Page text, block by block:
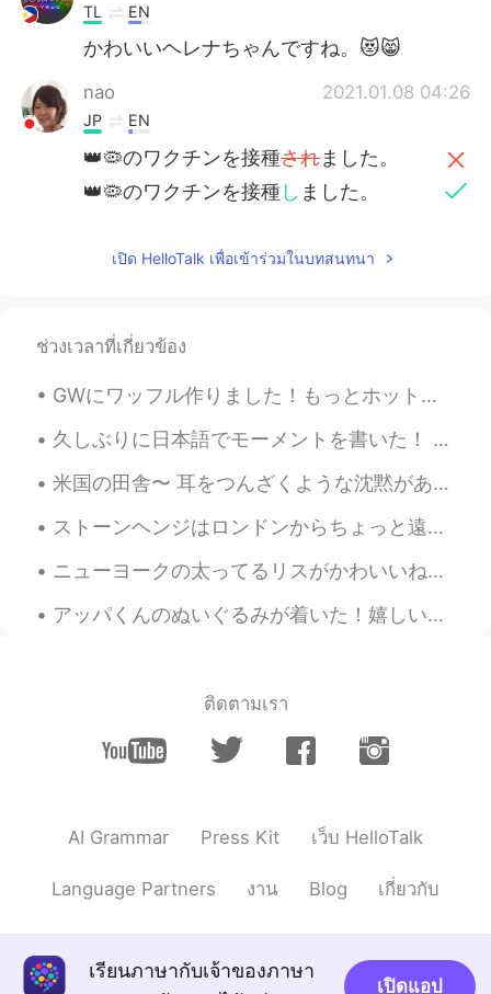
TL EN
かわいいヘレナちゃんですね。😻😸
nao 2021.01.08 04:26
JP EN
👑🦠のワクチンを接種されました。
👑🦠のワクチンを接種し ました。
かったです。
ヘレナちゃんは私の足 もと で寝まし
いつもより私のそば で いた かったが
て
ました。
いつもより私のそばにいたがりまし
悪かったです。
Walldo 2021.01.08 03:18
EN
👑🦠のワクチンを接種
ました。
ヘレナちゃんは私の足で寝ました。
いつもより私のそば ったがて
ました。
เปิด HelloTalk เพื่อเข้าร่วมในบทสนทนา
ช่วงเวลาที่เกี่ยวข้อง
GWにワッフル作りました！もっとホットケーキミックスを買わないといけないですが、インターネット上で売り切れで高くなったそうです。アマゾンで調べて、よく買うホットケーキミックスは売り切れでした。大...
久しぶりに日本語でモーメントを書いた！ 私はヨーロッパ大学院で留学するために２年半ぐらい英語教師としてランゲージセンターで働いた スケジュールはめっちゃ厳しかったけど我慢した😂 お金は十分貯めた...
米国の田舎〜 耳をつんざくような沈黙があります。 空虚が窒息しています。 もっと皮肉なことは考えられません。 いくつかの人はアメリカを思うとき、ニューヨークとかロスアンゼルスとかシカゴとかサン...
ストーンヘンジはロンドンからちょっと遠いから、行けなかったと思ってたけど、行けました！ツアーには日本人がたくさんいました。話したかったけど、とても恥ずかしかったです。おかしい女と思うかもしれない...
ニューヨークの太ってるリスがかわいいね！ 友達はリスの写真を撮ってる私の写真を撮りました。笑 Does it make any sense? My friend took a photo o...
アッパくんのぬいぐるみが着いた！嬉しい！😭 最近、レポートを書きながら、「Avatar: The Last Airbender」をまた見てました。知ってますか？これは一番好きなアメリカのカートゥ...
ติดตามเรา
AI Grammar Press Kit เว็บ HelloTalk
Language Partners งาน Blog เกี่ยวกับ
เรียนภาษากับเจ้าของภาษา
เปิดแอป